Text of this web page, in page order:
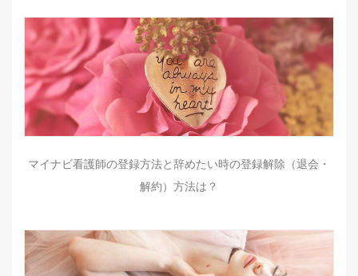
マイナビ看護師の登録方法と辞めたい時の登録解除（退会・
解約）方法は？